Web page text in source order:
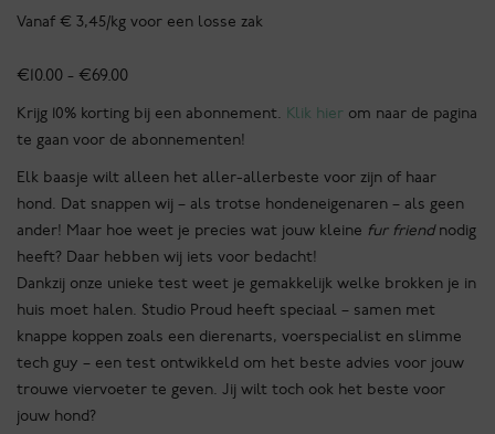
Vanaf € 3,45/kg voor een losse zak
€10.00 - €69.00Prijsklasse:
tot
Krijg 10% korting bij een abonnement. Klik hier om naar de pagina
te gaan voor de abonnementen!
Elk baasje wilt alleen het aller-allerbeste voor zijn of haar
hond. Dat snappen wij – als trotse hondeneigenaren – als geen
ander! Maar hoe weet je precies wat jouw kleine fur friendnodig
heeft? Daar hebben wij iets voor bedacht!
Dankzij onze unieke test weet je gemakkelijk welke brokken je in
huis moet halen. Studio Proud heeft speciaal – samen met
knappe koppen zoals een dierenarts, voerspecialist en slimme
tech guy – een test ontwikkeld om het beste advies voor jouw
trouwe viervoeter te geven. Jij wilt toch ook het beste voor
jouw hond?